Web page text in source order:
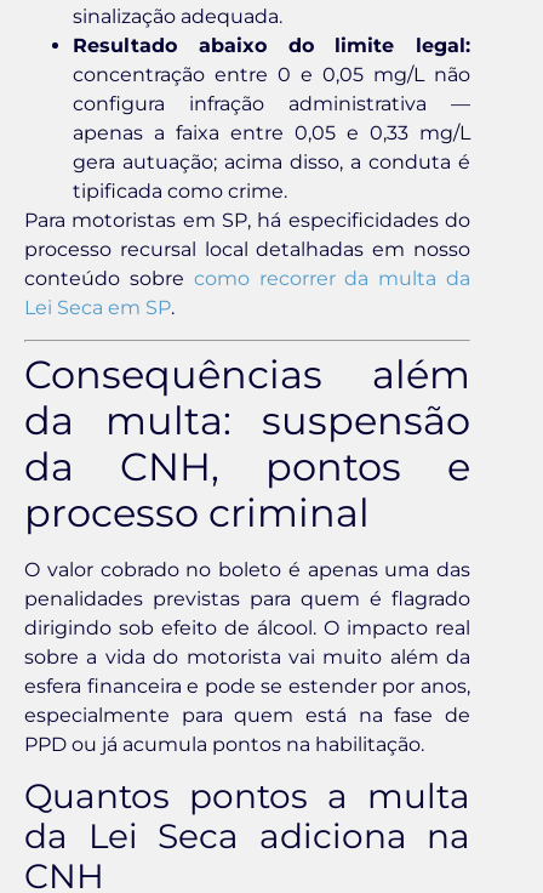
sinalização adequada.
Resultado abaixo do limite legal:
concentração entre 0 e 0,05 mg/L não
configura infração administrativa —
apenas a faixa entre 0,05 e 0,33 mg/L
gera autuação; acima disso, a conduta é
tipificada como crime.
Para motoristas em SP, há especificidades do
processo recursal local detalhadas em nosso
conteúdo sobre como recorrer da multa da
Lei Seca em SP.
Consequências além
da multa: suspensão
da CNH, pontos e
processo criminal
O valor cobrado no boleto é apenas uma das
penalidades previstas para quem é flagrado
dirigindo sob efeito de álcool. O impacto real
sobre a vida do motorista vai muito além da
esfera financeira e pode se estender por anos,
especialmente para quem está na fase de
PPD ou já acumula pontos na habilitação.
Quantos pontos a multa
da Lei Seca adiciona na
CNH